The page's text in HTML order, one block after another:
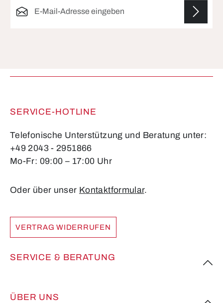
SERVICE-HOTLINE
Telefonische Unterstützung und Beratung unter:
+49 2043 - 2951866
Mo-Fr: 09:00 – 17:00 Uhr
Oder über unser Kontaktformular.
VERTRAG WIDERRUFEN
SERVICE & BERATUNG
ÜBER UNS